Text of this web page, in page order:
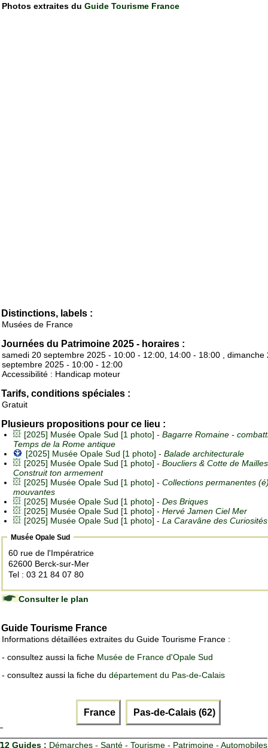
Photos extraites du Guide Tourisme France
Distinctions, labels :
Musées de France
Journées du Patrimoine 2025 - horaires :
samedi 20 septembre 2025 - 10:00 - 12:00, 14:00 - 18:00 , dimanche
septembre 2025 - 10:00 - 12:00
Accessibilité : Handicap moteur
Tarifs, conditions spéciales :
Gratuit
Plusieurs propositions pour ce lieu :
[2025] Musée Opale Sud [1 photo] - Bagarre Romaine -
Temps de la Rome antique
[2025] Musée Opale Sud [1 photo] - Balade architecturale
[2025] Musée Opale Sud [1 photo] - Boucliers & Cotte de
Construit ton armement
[2025] Musée Opale Sud [1 photo] - Collections permanentes
mouvantes
[2025] Musée Opale Sud [1 photo] - Des Briques
[2025] Musée Opale Sud [1 photo] - Hervé Jamen Ciel Mer
[2025] Musée Opale Sud [1 photo] - La Caravâne des Curiosités
Musée Opale Sud
60 rue de l'Impératrice
62600 Berck-sur-Mer
Tel : 03 21 84 07 80
Consulter le plan
Guide Tourisme France
Informations détaillées extraites du Guide Tourisme France :
- consultez aussi la fiche Musée de France d'Opale Sud
- consultez aussi la fiche du département du Pas-de-Calais
France Pas-de-Calais (62)
12 Guides : Démarches - Santé - Tourisme - Patrimoine - Automobiles